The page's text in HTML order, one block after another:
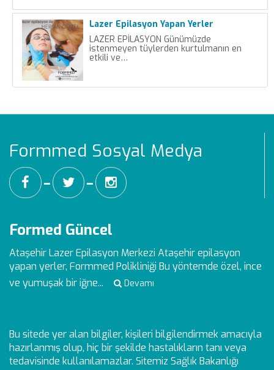
Lazer Epilasyon Yapan Yerler
LAZER EPİLASYON Günümüzde
istenmeyen tüylerden kurtulmanın en
etkili ve…
Formmed Sosyal Medya
━ ━
Formed Güncel
Ataşehir Lazer Epilasyon Merkezi Ataşehir epilasyon
yapan yerler, Formmed Polikliniği Bu yöntemde özel, ince
ve yumuşak bir iğne...
Devamı
Bu sitede yer alan bilgiler, kişileri bilgilendirmek amacıyla
hazırlanmış olup, hiç bir şekilde hastalıkların tanı veya
tedavisinde kullanılamazlar. Sitemiz Sağlık Bakanlığı